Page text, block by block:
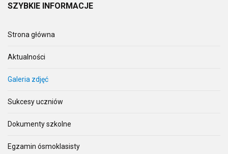
SZYBKIE INFORMACJE
Strona główna
Aktualności
Galeria zdjęć
Sukcesy uczniów
Dokumenty szkolne
Egzamin ósmoklasisty